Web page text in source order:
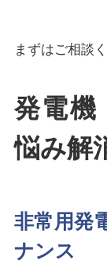
まずはご相談
発電機
悩み解
非常用発
ナンス